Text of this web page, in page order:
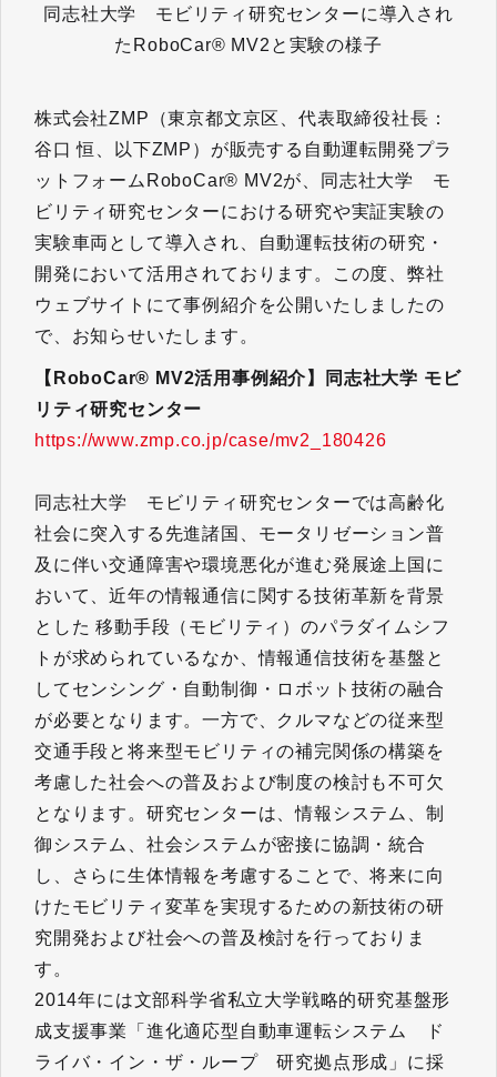
同志社大学 モビリティ研究センターに導入され
たRoboCar® MV2と実験の様子
株式会社ZMP（東京都文京区、代表取締役社長：
谷口 恒、以下ZMP）が販売する自動運転開発プラ
ットフォームRoboCar® MV2が、同志社大学 モ
ビリティ研究センターにおける研究や実証実験の
実験車両として導入され、自動運転技術の研究・
開発において活用されております。この度、弊社
ウェブサイトにて事例紹介を公開いたしましたの
で、お知らせいたします。
【RoboCar® MV2活用事例紹介】同志社大学 モビ
リティ研究センター
https://www.zmp.co.jp/case/mv2_180426
同志社大学 モビリティ研究センターでは高齢化
社会に突入する先進諸国、モータリゼーション普
及に伴い交通障害や環境悪化が進む発展途上国に
おいて、近年の情報通信に関する技術革新を背景
とした 移動手段（モビリティ）のパラダイムシフ
トが求められているなか、情報通信技術を基盤と
してセンシング・自動制御・ロボット技術の融合
が必要となります。一方で、クルマなどの従来型
交通手段と将来型モビリティの補完関係の構築を
考慮した社会への普及および制度の検討も不可欠
となります。研究センターは、情報システム、制
御システム、社会システムが密接に協調・統合
し、さらに生体情報を考慮することで、将来に向
けたモビリティ変革を実現するための新技術の研
究開発および社会への普及検討を行っておりま
す。
2014年には文部科学省私立大学戦略的研究基盤形
成支援事業「進化適応型自動車運転システム ド
ライバ・イン・ザ・ループ 研究拠点形成」に採